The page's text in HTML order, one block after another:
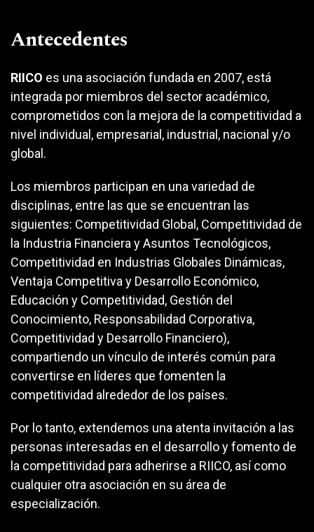
Antecedentes
RIICO es una asociación fundada en 2007, está
integrada por miembros del sector académico,
comprometidos con la mejora de la competitividad a
nivel individual, empresarial, industrial, nacional y/o
global.
Los miembros participan en una variedad de
disciplinas, entre las que se encuentran las
siguientes: Competitividad Global, Competitividad de
la Industria Financiera y Asuntos Tecnológicos,
Competitividad en Industrias Globales Dinámicas,
Ventaja Competitiva y Desarrollo Económico,
Educación y Competitividad, Gestión del
Conocimiento, Responsabilidad Corporativa,
Competitividad y Desarrollo Financiero),
compartiendo un vínculo de interés común para
convertirse en líderes que fomenten la
competitividad alrededor de los países.
Por lo tanto, extendemos una atenta invitación a las
personas interesadas en el desarrollo y fomento de
la competitividad para adherirse a RIICO, así como
cualquier otra asociación en su área de
especialización.